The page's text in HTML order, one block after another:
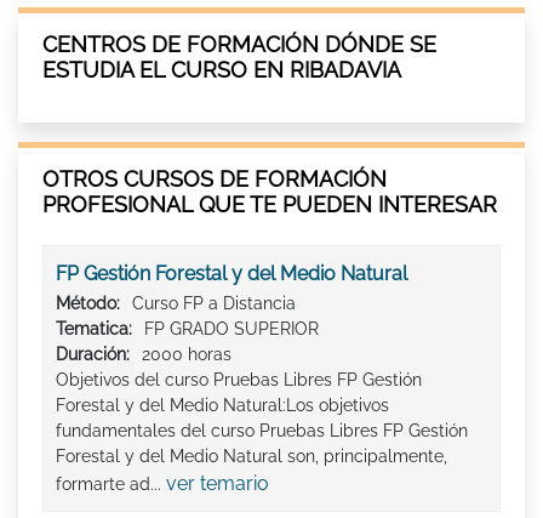
CENTROS DE FORMACIÓN DÓNDE SE
ESTUDIA EL CURSO EN RIBADAVIA
OTROS CURSOS DE FORMACIÓN
PROFESIONAL QUE TE PUEDEN INTERESAR
FP Gestión Forestal y del Medio Natural
Método:
Curso FP a Distancia
Tematica:
FP GRADO SUPERIOR
Duración:
2000 horas
Objetivos del curso Pruebas Libres FP Gestión
Forestal y del Medio Natural:Los objetivos
fundamentales del curso Pruebas Libres FP Gestión
Forestal y del Medio Natural son, principalmente,
formarte ad... ver temario